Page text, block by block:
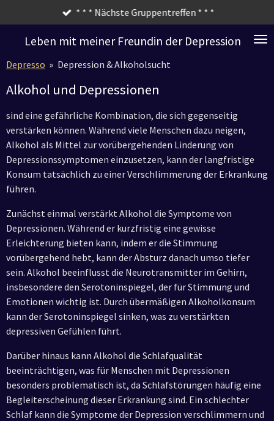
Hauptinhalt
springen
Leben mit meiner Freundin der Depression
* * * Nächste Gruppentreffen * * *
Depresso » Depression & Alkoholsucht
Alkohol und Depressionen
sind eine gefährliche Kombination, die sich gegenseitig
verstärken können. Während viele Menschen dazu neigen,
Alkohol als Mittel zur vorübergehenden Linderung von
Depressionssymptomen einzusetzen, kann der langfristige
Konsum tatsächlich zu einer Verschlimmerung der Erkrankung
führen.
Zunächst einmal verstärkt Alkohol die Symptome von
Depressionen. Während er kurzfristig eine gewisse
Erleichterung bieten kann, indem er die Stimmung
vorübergehend hebt, kann der Absturz danach umso tiefer
sein. Alkohol beeinflusst die Neurotransmitter im Gehirn,
insbesondere den Serotoninspiegel, der für Stimmung und
Emotionen wichtig ist. Durch übermäßigen Alkoholkonsum
kann der Serotoninspiegel sinken, was zu verstärkten
depressiven Gefühlen führt.
Darüber hinaus kann Alkohol die Schlafqualität
beeinträchtigen, was für Menschen mit Depressionen
besonders problematisch ist, da Schlafstörungen häufig eine
Begleiterscheinung dieser Erkrankung sind. Ein schlechter
Schlaf kann die Symptome der Depression verschlimmern und